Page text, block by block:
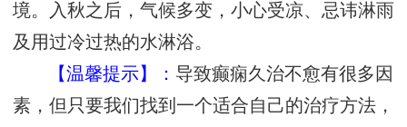
境。入秋之后，气候多变，小心受凉、忌讳淋雨
及用过冷过热的水淋浴。
【温馨提示】： 导致癫痫久治不愈有很多因
素，但只要我们找到一个适合自己的治疗方法，